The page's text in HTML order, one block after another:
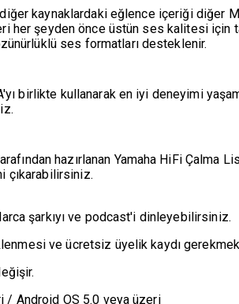
diğer kaynaklardaki eğlence içeriği
her şeyden önce üstün ses kalitesi için
ses formatları desteklenir.
birlikte kullanarak en iyi deneyimi
hazırlanan Yamaha HiFi Çalma
çıkarabilirsiniz.
şarkıyı ve podcast'i dinleyebilirsiniz.
ve ücretsiz üyelik kaydı
/ Android OS 5.0 veya üzeri